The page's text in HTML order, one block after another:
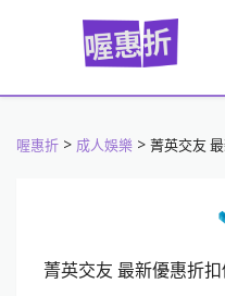
喔惠折 > 成人娛樂 > 菁英交友
菁英交友 最新優惠折